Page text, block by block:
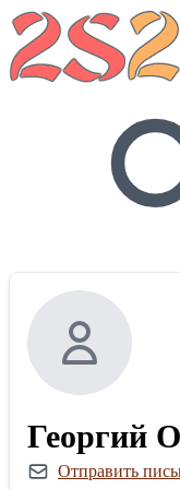
Георгий
Отправить